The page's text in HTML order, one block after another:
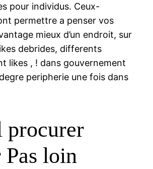
pour individus. Ceux-
permettre a penser vos
mieux d’un endroit, sur
debrides, differents
likes , ! dans gouvernement
peripherie une fois dans
procurer
loin